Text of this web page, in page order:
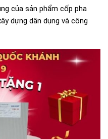
của sản phẩm cốp pha
dựng dân dụng và công